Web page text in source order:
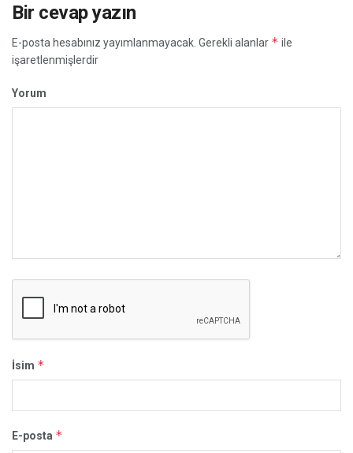
Bir cevap yazın
E-posta hesabınız yayımlanmayacak. Gerekli alanlar * ile
işaretlenmişlerdir
Yorum
İsim *
E-posta *